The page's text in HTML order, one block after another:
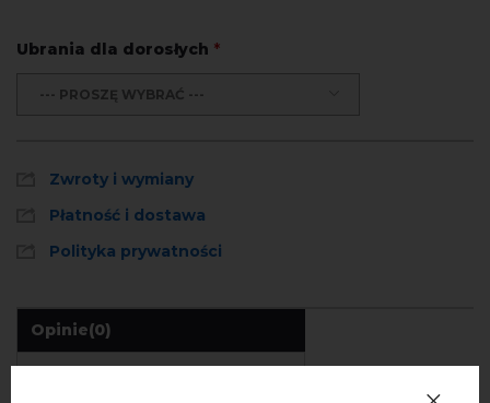
Ubrania dla dorosłych *
--- PROSZĘ WYBRAĆ ---
Zwroty i wymiany
Płatność i dostawa
Polityka prywatności
Opinie(0)